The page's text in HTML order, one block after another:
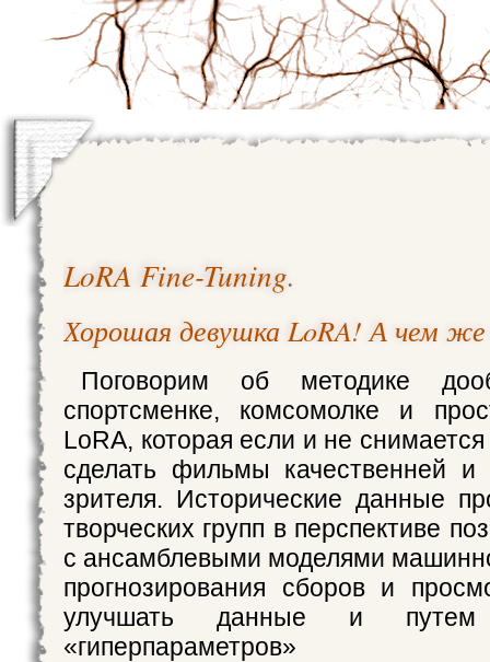
LoRA Fine-Tuning.
Хорошая девушка LoRA! А чем
Поговорим об методике
спортсменке, комсомолке и
LoRA, которая если и не
сделать фильмы качественней и
зрителя. Исторические данные
творческих групп в перспективе
с ансамблевыми моделями
прогнозирования сборов и
улучшать данные и
«гиперпараметров»